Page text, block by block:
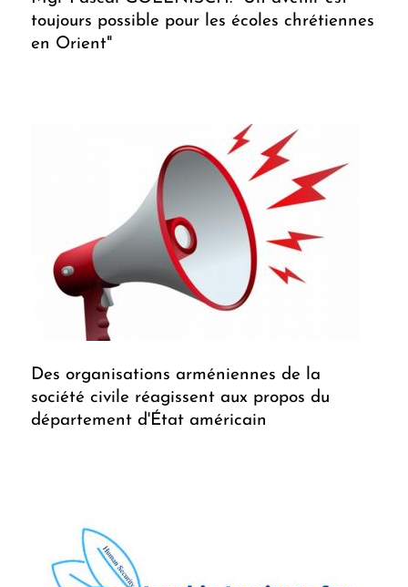
toujours possible pour les écoles chrétiennes
en Orient"
Des organisations arméniennes de la
société civile réagissent aux propos du
département d'État américain